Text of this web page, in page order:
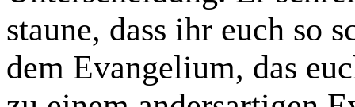
staune, dass ihr euch so
dem Evangelium, das